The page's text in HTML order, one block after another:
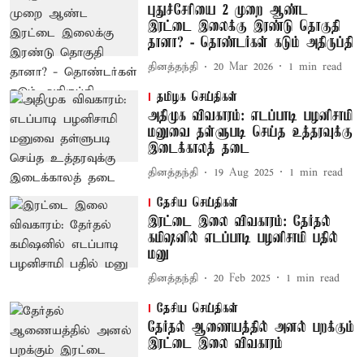
புதுச்சேரியை 2 முறை ஆண்ட
இரட்டை இலைக்கு இரண்டு தொகுதி
தானா? - தொண்டர்கள் கடும் அதிருப்தி
தினத்தந்தி 20 Mar 2026 1 min read
தமிழக செய்திகள்
அதிமுக விவகாரம்: எடப்பாடி பழனிசாமி
மனுவை தள்ளுபடி செய்த உத்தரவுக்கு
இடைக்காலத் தடை
தினத்தந்தி 19 Aug 2025 1 min read
தேசிய செய்திகள்
இரட்டை இலை விவகாரம்: தேர்தல்
கமிஷனில் எடப்பாடி பழனிசாமி பதில்
மனு
தினத்தந்தி 20 Feb 2025 1 min read
தேசிய செய்திகள்
தேர்தல் ஆணையத்தில் அனல் பறக்கும்
இரட்டை இலை விவகாரம்